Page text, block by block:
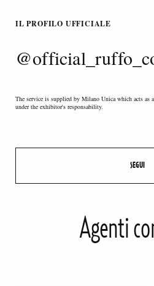
IL PROFILO UFFICIALE
The service is supplied by Milano Unica which acts as
under the exhibitor's responsability.
Agenti